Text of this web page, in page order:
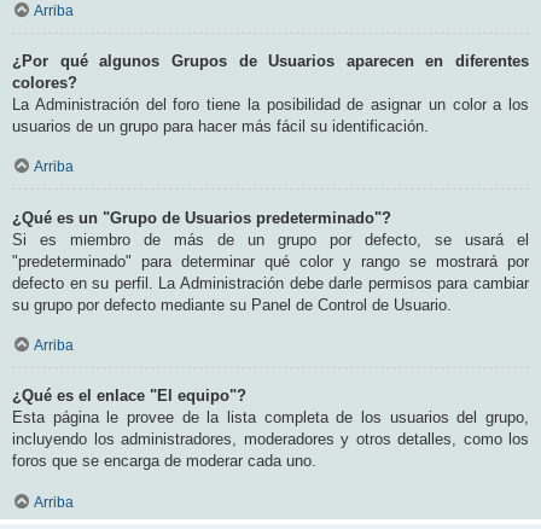
Arriba
¿Por qué algunos Grupos de Usuarios aparecen en diferentes
colores?
La Administración del foro tiene la posibilidad de asignar un color a los
usuarios de un grupo para hacer más fácil su identificación.
Arriba
¿Qué es un "Grupo de Usuarios predeterminado"?
Si es miembro de más de un grupo por defecto, se usará el
"predeterminado" para determinar qué color y rango se mostrará por
defecto en su perfil. La Administración debe darle permisos para cambiar
su grupo por defecto mediante su Panel de Control de Usuario.
Arriba
¿Qué es el enlace "El equipo"?
Esta página le provee de la lista completa de los usuarios del grupo,
incluyendo los administradores, moderadores y otros detalles, como los
foros que se encarga de moderar cada uno.
Arriba